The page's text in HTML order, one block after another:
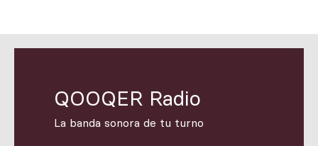
QOOQER Radio
La banda sonora de tu turno